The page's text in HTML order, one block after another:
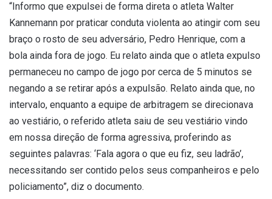
“Informo que expulsei de forma direta o atleta Walter
Kannemann por praticar conduta violenta ao atingir com seu
braço o rosto de seu adversário, Pedro Henrique, com a
bola ainda fora de jogo. Eu relato ainda que o atleta expulso
permaneceu no campo de jogo por cerca de 5 minutos se
negando a se retirar após a expulsão. Relato ainda que, no
intervalo, enquanto a equipe de arbitragem se direcionava
ao vestiário, o referido atleta saiu de seu vestiário vindo
em nossa direção de forma agressiva, proferindo as
seguintes palavras: ‘Fala agora o que eu fiz, seu ladrão’,
necessitando ser contido pelos seus companheiros e pelo
policiamento”, diz o documento.